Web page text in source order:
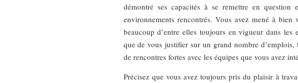
démontré ses capacités à se remettre en question
environnements rencontrés. Vous avez mené à
beaucoup d’entre elles toujours en vigueur dans
que de vous justifier sur un grand nombre
de rencontres fortes avec les équipes que vous avez
Précisez que vous avez toujours pris du plaisir à